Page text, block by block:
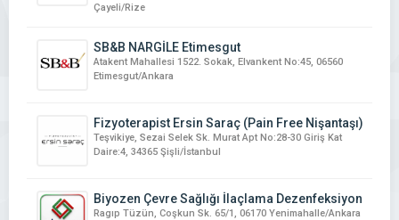
Çayeli/Rize
SB&B NARGİLE Etimesgut
Atakent Mahallesi 1522. Sokak, Elvankent No:45, 06560
Etimesgut/Ankara
Fizyoterapist Ersin Saraç (Pain Free Nişantaşı)
Teşvikiye, Sezai Selek Sk. Murat Apt No:28-30 Giriş Kat
Daire:4, 34365 Şişli/İstanbul
Biyozen Çevre Sağlığı İlaçlama Dezenfeksiyon
Ragıp Tüzün, Coşkun Sk. 65/1, 06170 Yenimahalle/Ankara